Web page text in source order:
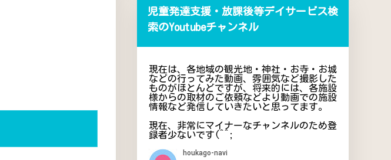
児童発達支援・放課後等デイサービス検
索のYoutubeチャンネル
現在は、各地域の観光地・神社・お寺・お城
などの行ってみた動画、雰囲気など撮影した
ものがほとんどですが、将来的には、各施設
様からの取材のご依頼などより動画での施設
情報など発信していきたいと思ってます。
現在、非常にマイナーなチャンネルのため登
録者少ないです(^^;